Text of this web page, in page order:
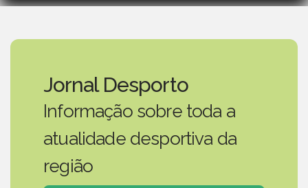
Jornal Desporto
Informação sobre toda a
atualidade desportiva da
região